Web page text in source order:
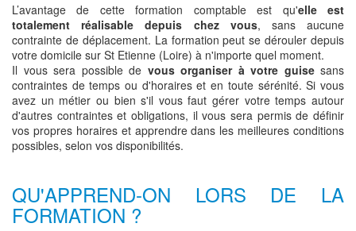
L’avantage de cette formation comptable est qu'elle est
totalement réalisable depuis chez vous, sans aucune
contrainte de déplacement. La formation peut se dérouler depuis
votre domicile sur St Etienne (Loire) à n'importe quel moment.
Il vous sera possible de vous organiser à votre guisesans
contraintes de temps ou d'horaires et en toute sérénité. Si vous
avez un métier ou bien s'il vous faut gérer votre temps autour
d'autres contraintes et obligations, il vous sera permis de définir
vos propres horaires et apprendre dans les meilleures conditions
possibles, selon vos disponibilités.
QU'APPREND-ON LORS DE LA
FORMATION ?